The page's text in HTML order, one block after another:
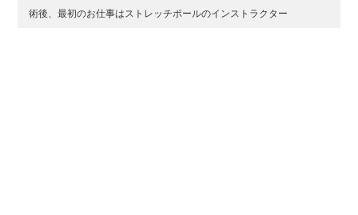
術後、最初のお仕事はストレッチポールのインストラクター